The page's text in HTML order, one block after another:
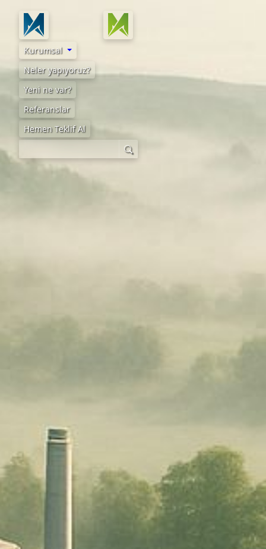
Kurumsal
Neler yapıyoruz?
Yeni ne var?
Referanslar
Hemen Teklif Al